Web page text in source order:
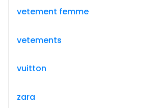
vetement femme
vetements
vuitton
zara